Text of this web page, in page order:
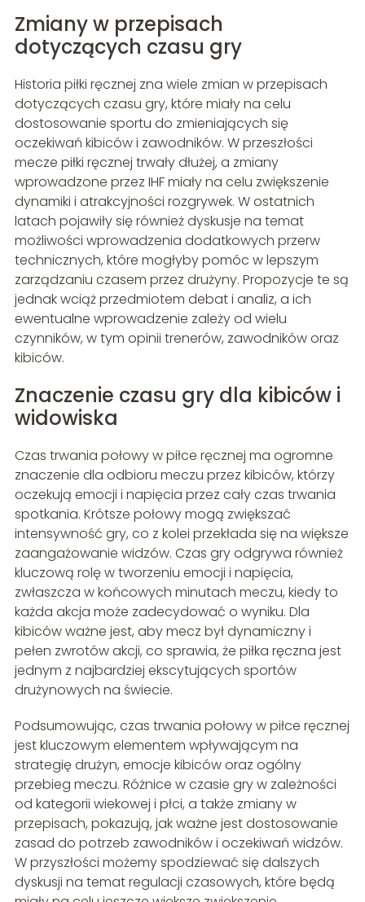
Zmiany w przepisach
dotyczących czasu gry
Historia piłki ręcznej zna wiele zmian w przepisach
dotyczących czasu gry, które miały na celu
dostosowanie sportu do zmieniających się
oczekiwań kibiców i zawodników. W przeszłości
mecze piłki ręcznej trwały dłużej, a zmiany
wprowadzone przez IHF miały na celu zwiększenie
dynamiki i atrakcyjności rozgrywek. W ostatnich
latach pojawiły się również dyskusje na temat
możliwości wprowadzenia dodatkowych przerw
technicznych, które mogłyby pomóc w lepszym
zarządzaniu czasem przez drużyny. Propozycje te są
jednak wciąż przedmiotem debat i analiz, a ich
ewentualne wprowadzenie zależy od wielu
czynników, w tym opinii trenerów, zawodników oraz
kibiców.
Znaczenie czasu gry dla kibiców i
widowiska
Czas trwania połowy w piłce ręcznej ma ogromne
znaczenie dla odbioru meczu przez kibiców, którzy
oczekują emocji i napięcia przez cały czas trwania
spotkania. Krótsze połowy mogą zwiększać
intensywność gry, co z kolei przekłada się na większe
zaangażowanie widzów. Czas gry odgrywa również
kluczową rolę w tworzeniu emocji i napięcia,
zwłaszcza w końcowych minutach meczu, kiedy to
każda akcja może zadecydować o wyniku. Dla
kibiców ważne jest, aby mecz był dynamiczny i
pełen zwrotów akcji, co sprawia, że piłka ręczna jest
jednym z najbardziej ekscytujących sportów
drużynowych na świecie.
Podsumowując, czas trwania połowy w piłce ręcznej
jest kluczowym elementem wpływającym na
strategię drużyn, emocje kibiców oraz ogólny
przebieg meczu. Różnice w czasie gry w zależności
od kategorii wiekowej i płci, a także zmiany w
przepisach, pokazują, jak ważne jest dostosowanie
zasad do potrzeb zawodników i oczekiwań widzów.
W przyszłości możemy spodziewać się dalszych
dyskusji na temat regulacji czasowych, które będą